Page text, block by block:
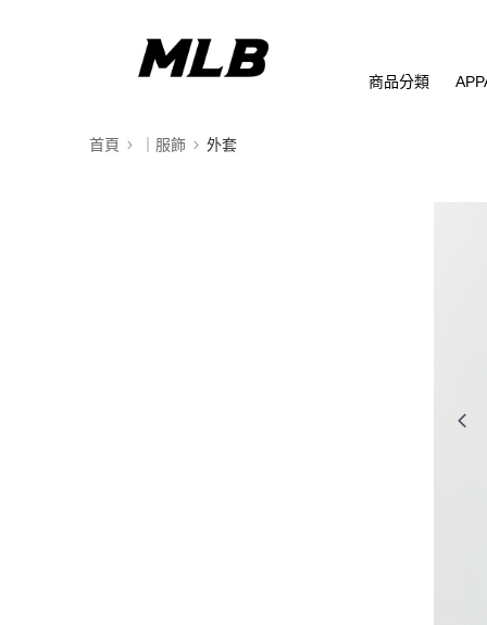
商品分類
首頁 ｜服飾 外套